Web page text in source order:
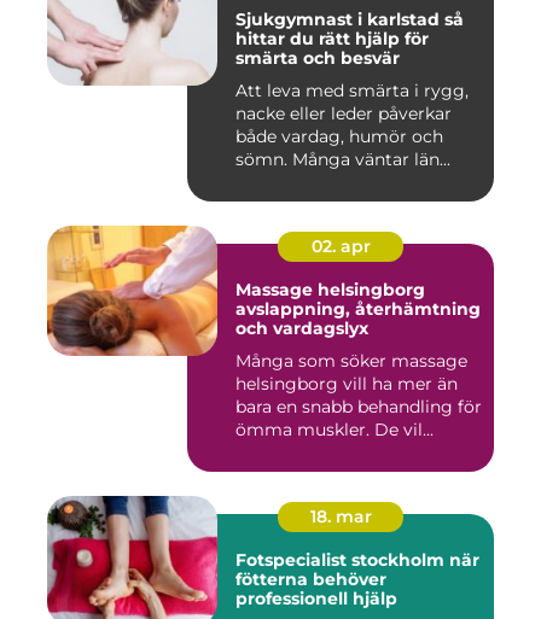
Sjukgymnast i karlstad så
hittar du rätt hjälp för
smärta och besvär
Att leva med smärta i rygg,
nacke eller leder påverkar
både vardag, humör och
sömn. Många väntar län...
02. apr
Massage helsingborg
avslappning, återhämtning
och vardagslyx
Många som söker massage
helsingborg vill ha mer än
bara en snabb behandling för
ömma muskler. De vil...
18. mar
Fotspecialist stockholm när
fötterna behöver
professionell hjälp